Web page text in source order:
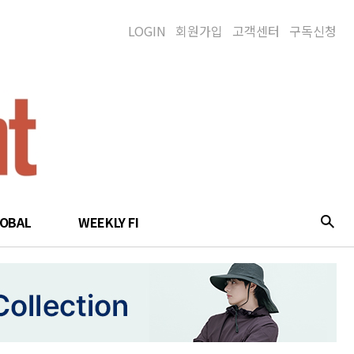
WEEKLY FI
LOGIN 회원가입 고객센터 구독신청